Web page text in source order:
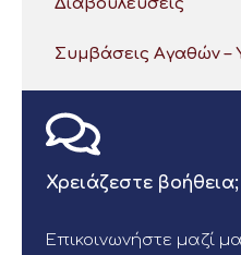
Συμβάσεις Αγαθών –
Χρειάζεστε βοήθεια;
Επικοινωνήστε μαζί